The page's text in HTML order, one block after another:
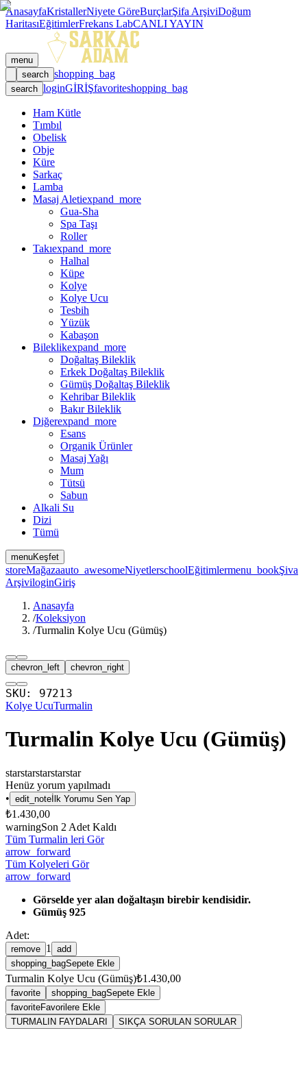
AnasayfaKristallerNiyete GöreBurçlarŞifa ArşiviDoğum
HaritasıEğitimlerFrekans LabCANLI YAYIN
menu
search shopping_bag
search loginGİRİŞfavoriteshopping_bag
Ham Kütle
Tımbıl
Obelisk
Obje
Küre
Sarkaç
Lamba
Masaj Aletiexpand_more
Gua-Sha
Spa Taşı
Roller
Takıexpand_more
Halhal
Küpe
Kolye
Kolye Ucu
Tesbih
Yüzük
Kabaşon
Bileklikexpand_more
Doğaltaş Bileklik
Erkek Doğaltaş Bileklik
Gümüş Doğaltaş Bileklik
Kehribar Bileklik
Bakır Bileklik
Diğerexpand_more
Esans
Organik Ürünler
Masaj Yağı
Mum
Tütsü
Sabun
Alkali Su
Dizi
Tümü
menuKeşfet
storeMağazaauto_awesomeNiyetlerschoolEğitimlermenu_bookŞiva
ArşiviloginGiriş
Anasayfa
/Koleksiyon
/Turmalin Kolye Ucu (Gümüş)
chevron_left chevron_right
SKU: 97213
Kolye UcuTurmalin
Turmalin Kolye Ucu (Gümüş)
starstarstarstarstar
Henüz yorum yapılmadı
• edit_note İlk Yorumu Sen Yap
₺1.430,00
warningSon 2 Adet Kaldı
Tüm Turmalin leri Gör
arrow_forward
Tüm Kolyeleri Gör
arrow_forward
Görselde yer alan doğaltaşın birebir kendisidir.
Gümüş 925
Adet:
remove 1
add
shopping_bagSepete Ekle
Turmalin Kolye Ucu (Gümüş)₺1.430,00
favorite shopping_bagSepete Ekle
favoriteFavorilere Ekle
TURMALIN FAYDALARI
SIKÇA SORULAN SORULAR